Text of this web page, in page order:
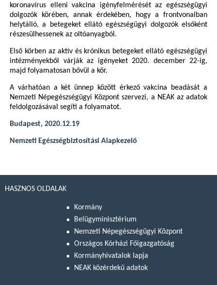
koronavírus elleni vakcina igényfelmérését az egészségügyi
dolgozók körében, annak érdekében, hogy a frontvonalban
helytálló, a betegeket ellátó egészségügyi dolgozók elsőként
részesülhessenek az oltóanyagból.
Első körben az aktív és krónikus betegeket ellátó egészségügyi
intézményekből várják az igényeket 2020. december 22-ig,
majd folyamatosan bővül a kör.
A várhatóan a két ünnep között érkező vakcina beadását a
Nemzeti Népegészségügyi Központ szervezi, a NEAK az adatok
feldolgozásával segíti a folyamatot.
Budapest, 2020.12.19
Nemzeti Egészségbiztosítási Alapkezelő
HASZNOS OLDALAK
Kormány
Belügyminisztérium
Nemzeti Népegészségügyi Központ
Országos Kórházi Főigazgatóság
Kormányhivatalok lapja
NEAK közérdekű adatok